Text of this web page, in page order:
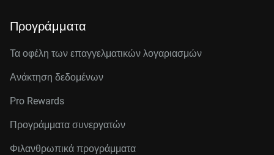
Προγράμματα
Τα οφέλη των επαγγελματικών λογαριασμών
Ανάκτηση δεδομένων
Pro Rewards
Προγράμματα συνεργατών
Φιλανθρωπικά προγράμματα